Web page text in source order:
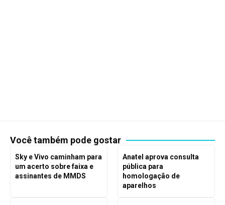
Você também pode gostar
Sky e Vivo caminham para
um acerto sobre faixa e
assinantes de MMDS
Anatel aprova consulta
pública para
homologação de
aparelhos